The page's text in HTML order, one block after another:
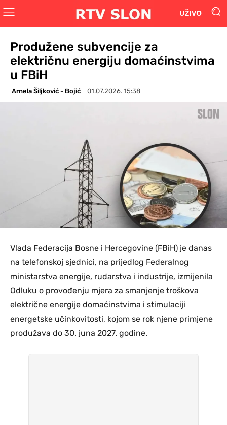
UŽIVO
Produžene subvencije za
električnu energiju domaćinstvima
u FBiH
Arnela Šiljković - Bojić 01.07.2026. 15:38
Vlada Federacija Bosne i Hercegovine (FBiH) je danas
na telefonskoj sjednici, na prijedlog Federalnog
ministarstva energije, rudarstva i industrije, izmijenila
Odluku o provođenju mjera za smanjenje troškova
električne energije domaćinstvima i stimulaciji
energetske učinkovitosti, kojom se rok njene primjene
produžava do 30. juna 2027. godine.